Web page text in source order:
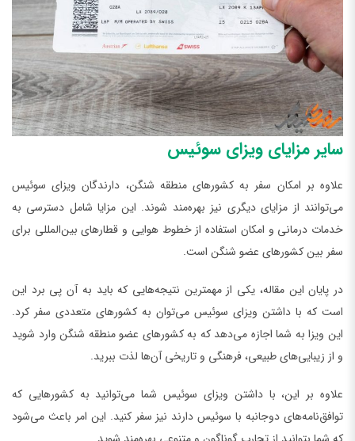
سایر مزایای ویزای سوئیس
علاوه بر امکان سفر به کشورهای منطقه شنگن، دارندگان ویزای سوئیس
می‌توانند از مزایای دیگری نیز بهره‌مند شوند. این مزایا شامل دسترسی به
خدمات درمانی و امکان استفاده از خطوط هوایی و قطارهای بین‌المللی برای
سفر بین کشورهای عضو شنگن است.
در پایان این مقاله، یکی از مهمترین نتیجه‌هایی که باید به آن پی برد این
است که با داشتن ویزای سوئیس می‌توان به کشورهای متعددی سفر کرد.
این ویزا به شما اجازه می‌دهد که به کشورهای عضو منطقه شنگن وارد شوید
و از زیبایی‌های طبیعی، فرهنگی و تاریخی آن‌ها لذت ببرید.
علاوه بر این، با داشتن ویزای سوئیس شما می‌توانید به کشورهایی که
توافق‌نامه‌های دوجانبه با سوئیس دارند نیز سفر کنید. این امر باعث می‌شود